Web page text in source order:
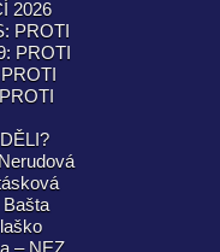
2026
PROTI
PROTI
– NEZ